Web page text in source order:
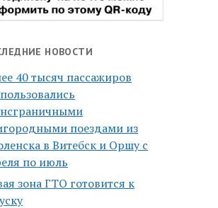
НОВОСТИ
40 тысяч пассажиров
поездами из
в Витебск и Оршу с
по июль
зона ГТО готовится к